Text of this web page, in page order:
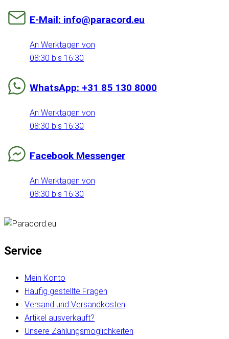
E-Mail: info@paracord.eu
An Werktagen von
08:30 bis 16:30
WhatsApp: +31 85 130 8000
An Werktagen von
08:30 bis 16:30
Facebook Messenger
An Werktagen von
08:30 bis 16:30
Service
Mein Konto
Häufig gestellte Fragen
Versand und Versandkosten
Artikel ausverkauft?
Unsere Zahlungsmöglichkeiten